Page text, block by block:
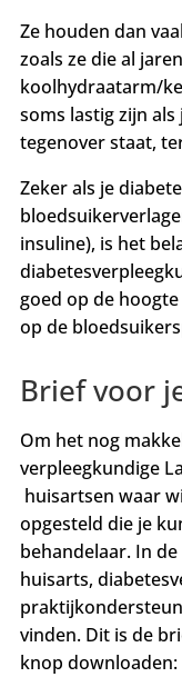
Ze houden dan
zoals ze die al
koolhydraatarm/
soms lastig zijn
tegenover staat,
Zeker als je
insuline), is het
goed op de
op de
Brief voor
Om het nog
verpleegkundige
huisartsen waar
opgesteld die je
behandelaar. In
huisarts,
vinden. Dit is de
knop downloaden: